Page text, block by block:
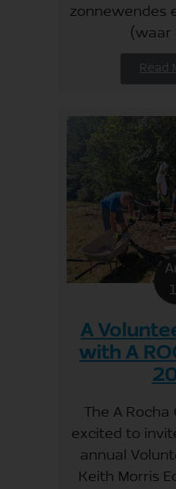
zonnewendes
(waar
Read
A
with A
The A
excited to
annual
Keith Morris